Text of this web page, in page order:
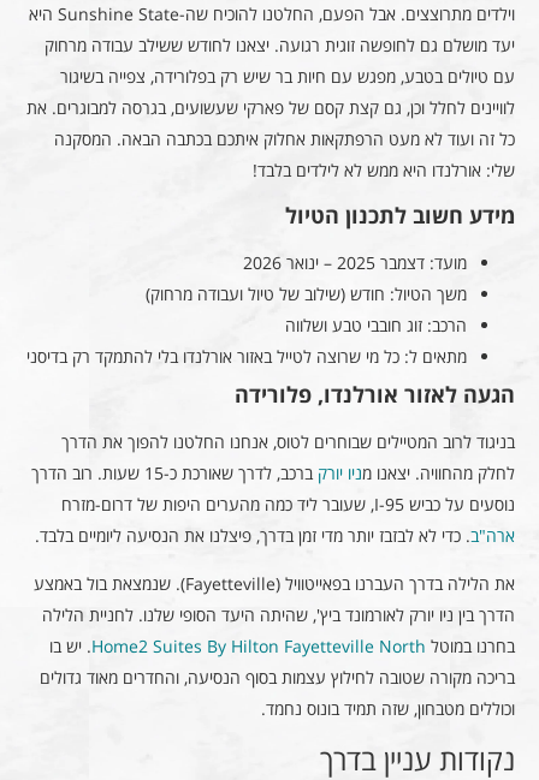
וילדים מתרוצצים. אבל הפעם, החלטנו להוכיח שה-Sunshine State היא
יעד מושלם גם לחופשה זוגית רגועה. יצאנו לחודש ששילב עבודה מרחוק
עם טיולים בטבע, מפגש עם חיות בר שיש רק בפלורידה, צפייה בשיגור
לוויינים לחלל וכן, גם קצת קסם של פארקי שעשועים, בגרסה למבוגרים. את
כל זה ועוד לא מעט הרפתקאות אחלוק איתכם בכתבה הבאה. המסקנה
שלי: אורלנדו היא ממש לא לילדים בלבד!
מידע חשוב לתכנון הטיול
מועד: דצמבר 2025 – ינואר 2026
משך הטיול: חודש (שילוב של טיול ועבודה מרחוק)
הרכב: זוג חובבי טבע ושלווה
מתאים ל: כל מי שרוצה לטייל באזור אורלנדו בלי להתמקד רק בדיסני
הגעה לאזור אורלנדו, פלורידה
בניגוד לרוב המטיילים שבוחרים לטוס, אנחנו החלטנו להפוך את הדרך
לחלק מהחוויה. יצאנו מניו יורק
ברכב, לדרך שאורכת כ-15 שעות. רוב הדרך
נוסעים על כביש I-95, שעובר ליד כמה מהערים היפות של דרום-מזרח
ארה"ב. כדי לא לבזבז יותר מדי זמן בדרך, פיצלנו את הנסיעה ליומיים בלבד.
את הלילה בדרך העברנו בפאייטוויל (Fayetteville). שנמצאת בול באמצע
הדרך בין ניו יורק לאורמונד ביץ', שהיתה היעד הסופי שלנו. לחניית הלילה
בחרנו במוטל Home2 Suites By Hilton Fayetteville North. יש בו
בריכה מקורה שטובה לחילוץ עצמות בסוף הנסיעה, והחדרים מאוד גדולים
וכוללים מטבחון, שזה תמיד בונוס נחמד.
נקודות עניין בדרך